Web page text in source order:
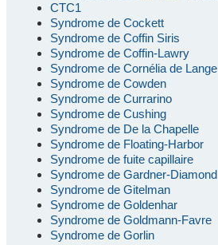
CTC1
Syndrome de Cockett
Syndrome de Coffin Siris
Syndrome de Coffin-Lawry
Syndrome de Cornélia de Lange
Syndrome de Cowden
Syndrome de Currarino
Syndrome de Cushing
Syndrome de De la Chapelle
Syndrome de Floating-Harbor
Syndrome de fuite capillaire
Syndrome de Gardner-Diamond
Syndrome de Gitelman
Syndrome de Goldenhar
Syndrome de Goldmann-Favre
Syndrome de Gorlin